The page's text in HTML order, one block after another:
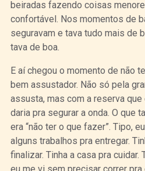
beiradas fazendo coisas
confortável. Nos momentos de
seguravam e tava tudo mais de
tava de boa.
E aí chegou o momento de não
bem assustador. Não só pela
assusta, mas com a reserva
daria pra segurar a onda. O que
era “não ter o que fazer”. Tipo,
alguns trabalhos pra entregar.
finalizar. Tinha a casa pra cuidar.
eu me vi sem precisar correr